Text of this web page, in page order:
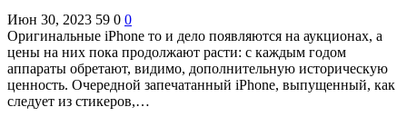
Июн 30, 2023 59 0 0
Оригинальные iPhone то и дело появляются на аукционах, а
цены на них пока продолжают расти: с каждым годом
аппараты обретают, видимо, дополнительную историческую
ценность. Очередной запечатанный iPhone, выпущенный, как
следует из стикеров,…